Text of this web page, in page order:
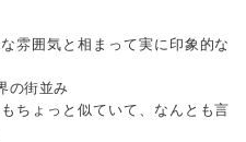
雰囲気と相まって実に印象的な
の街並み
ちょっと似ていて、なんとも言